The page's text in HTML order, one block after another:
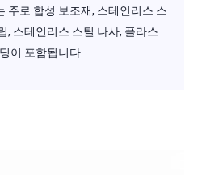
주로 합성 보조재, 스테인리스 스
, 스테인리스 스틸 나사, 플라스
이 포함됩니다.